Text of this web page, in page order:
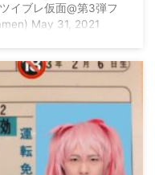
イブレ仮面@第3弾フ
May 31, 2021